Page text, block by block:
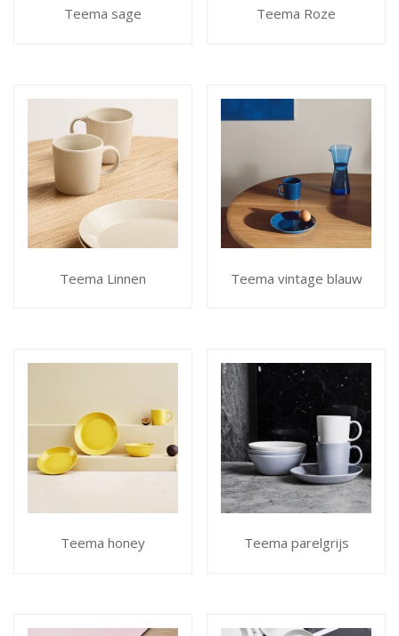
Teema sage Teema Roze
Teema Linnen Teema vintage blauw
Teema honey Teema parelgrijs